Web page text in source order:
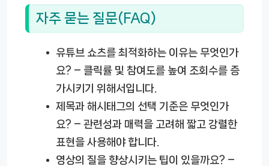
자주 묻는 질문(FAQ)
유튜브 쇼츠를 최적화하는 이유는 무엇인가
요? – 클릭률 및 참여도를 높여 조회수를 증
가시키기 위해서입니다.
제목과 해시태그의 선택 기준은 무엇인가
요? – 관련성과 매력을 고려해 짧고 강렬한
표현을 사용해야 합니다.
영상의 질을 향상시키는 팁이 있을까요? –